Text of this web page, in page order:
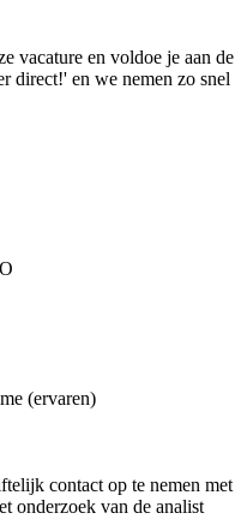
vacature en voldoe je aan de
direct!' en we nemen zo snel
(ervaren)
contact op te nemen met
onderzoek van de analist